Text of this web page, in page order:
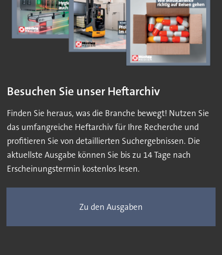
Besuchen Sie unser Heftarchiv
Finden Sie heraus, was die Branche bewegt! Nutzen Sie
das umfangreiche Heftarchiv für Ihre Recherche und
profitieren Sie von detaillierten Suchergebnissen. Die
aktuellste Ausgabe können Sie bis zu 14 Tage nach
Erscheinungstermin kostenlos lesen.
Zu den Ausgaben